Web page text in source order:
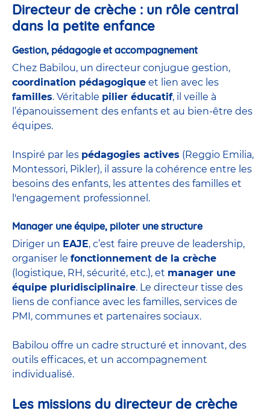
Directeur de crèche : un rôle central
dans la petite enfance
Gestion, pédagogie et accompagnement
Chez Babilou, un directeur conjugue gestion,
coordination pédagogique et lien avec les
familles. Véritable pilier éducatif, il veille à
l’épanouissement des enfants et au bien-être des
équipes.
Inspiré par les pédagogies actives (Reggio Emilia,
Montessori, Pikler), il assure la cohérence entre les
besoins des enfants, les attentes des familles et
l'engagement professionnel.
Manager une équipe, piloter une structure
Diriger un EAJE, c’est faire preuve de leadership,
organiser le fonctionnement de la crèche
(logistique, RH, sécurité, etc.), et manager une
équipe pluridisciplinaire. Le directeur tisse des
liens de confiance avec les familles, services de
PMI, communes et partenaires sociaux.
Babilou offre un cadre structuré et innovant, des
outils efficaces, et un accompagnement
individualisé.
Les missions du directeur de crèche